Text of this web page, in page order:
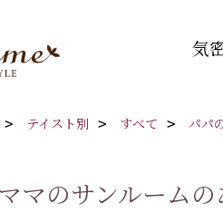
気
テイスト別 すべて パパ
マのサンルーム